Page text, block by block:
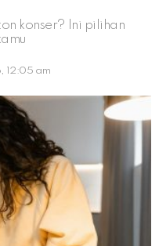
konser? Ini pilihan
12:05 am